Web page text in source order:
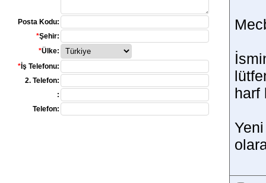
Posta Kodu:
*Şehir:
*Ülke:
* İş Telefonu:
2. Telefon:
:
Telefon:
harf